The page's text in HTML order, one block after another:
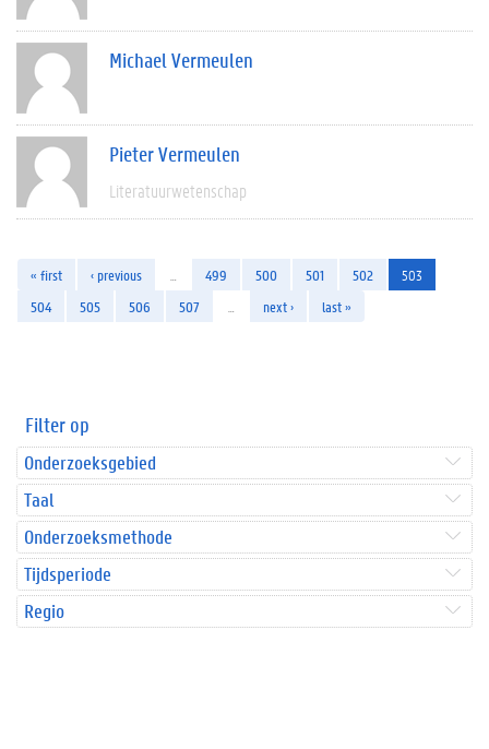
Michael Vermeulen
Pieter Vermeulen
Literatuurwetenschap
« first ‹ previous 499 500 501 502
503
504
505 506 507 next › last »
Filter op
Onderzoeksgebied
Taal
Onderzoeksmethode
Tijdsperiode
Regio